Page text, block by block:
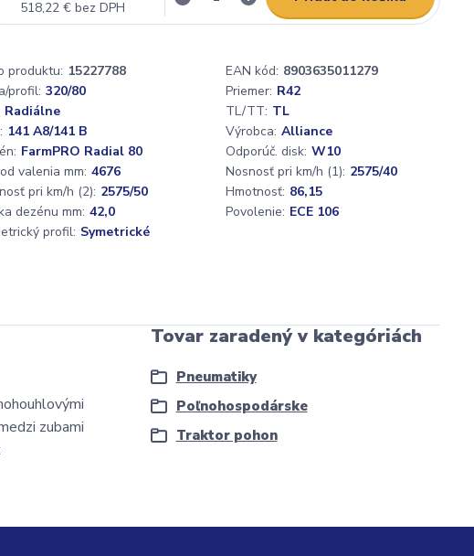
518,22 € bez DPH
produktu: 15227788 EAN kód: 8903635011279
profil: 320/80 Priemer: R42
Radiálne TL/TT: TL
141 A8/141 B Výrobca: Alliance
FarmPRO Radial 80 Odporúč. disk: W10
valenia mm: 4676 Nosnosť pri km/h (1): 2575/40
pri km/h (2): 2575/50 Hmotnosť: 86,15
dezénu mm: 42,0 Povolenie: ECE 106
profil: Symetrické
zubami
Tovar zaradený v kategóriách
Pneumatiky
Poľnohospodárske
Traktor pohon